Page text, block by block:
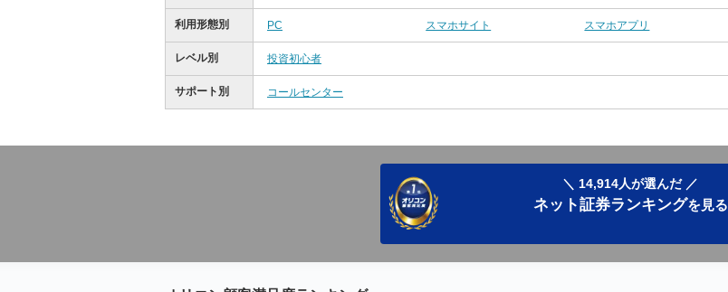
利用形態別 PC スマホサイト スマホアプリ
レベル別 投資初心者
サポート別 コールセンター
＼ 14,914人が選んだ ／
ネット証券ランキングを見る